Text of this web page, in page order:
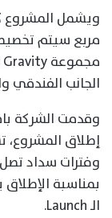
مربع سيتم
الجانب الفندقي
وقدمت الشركة
الـ Launch.